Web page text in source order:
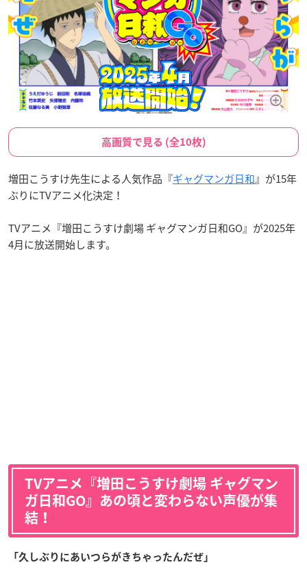
高画質で見る (全10枚)
増田こうすけ先生による人気作品『ギャグマンガ日和』が15年
ぶりにTVアニメ化決定！
TVアニメ『増田こうすけ劇場 ギャグマンガ日和GO』が2025年
4月に放送開始します。
TVアニメ『増田こうすけ劇場 ギャグマン
ガ日和GO』あの頃と変わらない声優が集
結！
「久しぶりにあいつらがきちゃったんだぜ」